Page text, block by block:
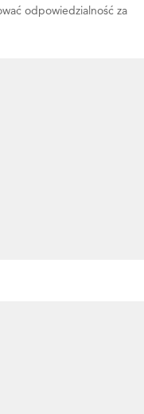
odpowiedzialność za